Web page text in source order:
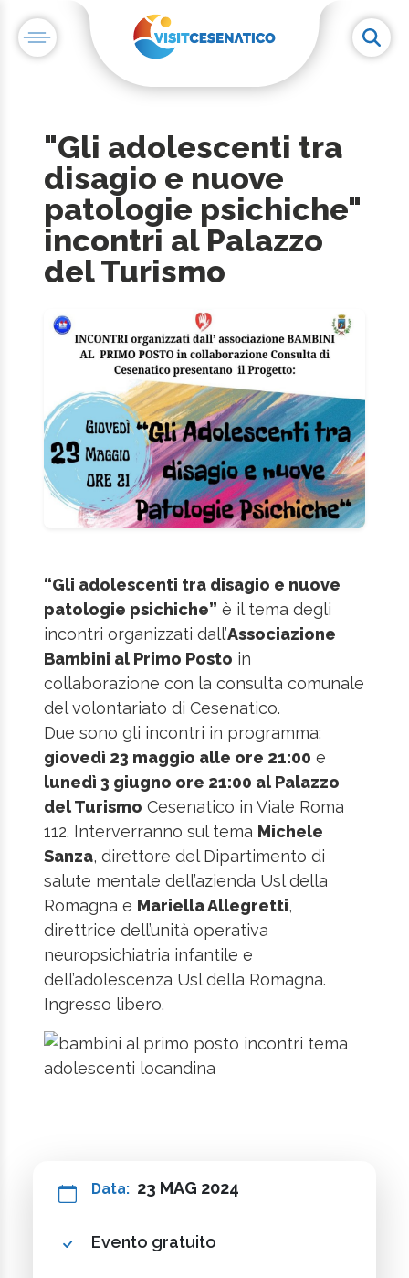
"Gli adolescenti tra
disagio e nuove
patologie psichiche"
incontri al Palazzo
del Turismo
“Gli adolescenti tra disagio e nuove
patologie psichiche” è il tema degli
incontri organizzati dall’Associazione
Bambini al Primo Posto in
collaborazione con la consulta comunale
del volontariato di Cesenatico.
Due sono gli incontri in programma:
giovedì 23 maggio alle ore 21:00 e
lunedì 3 giugno ore 21:00 al Palazzo
del Turismo Cesenatico in Viale Roma
112. Interverranno sul tema Michele
Sanza, direttore del Dipartimento di
salute mentale dell’azienda Usl della
Romagna e Mariella Allegretti,
direttrice dell’unità operativa
neuropsichiatria infantile e
dell’adolescenza Usl della Romagna.
Ingresso libero.
Data: 23 MAG 2024
Evento gratuito